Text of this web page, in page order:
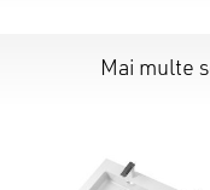
Mai multe